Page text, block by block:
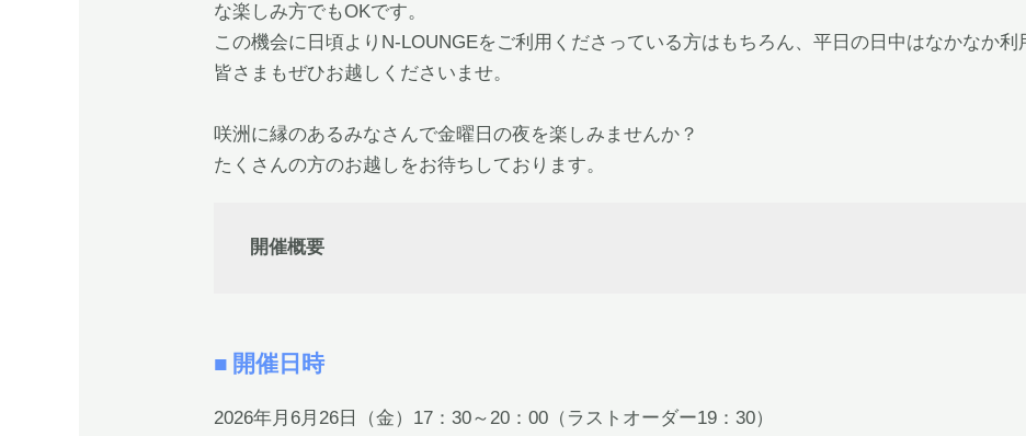
な楽しみ方でもOKです。
この機会に日頃よりN-LOUNGEをご利用くださっている方はもちろん、平日の日中はなかなか
皆さまもぜひお越しくださいませ。
咲洲に縁のあるみなさんで金曜日の夜を楽しみませんか？
たくさんの方のお越しをお待ちしております。
開催概要
■ 開催日時
2026年月6月26日（金）17：30～20：00（ラストオーダー19：30）